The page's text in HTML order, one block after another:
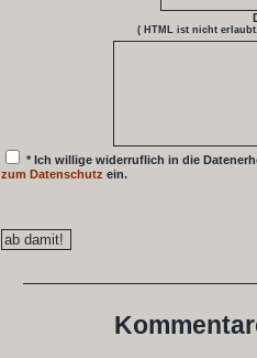
( HTML ist nicht
* Ich willige widerruflich in die
zum Datenschutz ein.